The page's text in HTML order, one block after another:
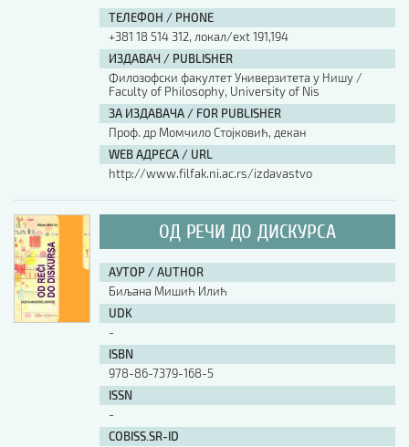
ТЕЛЕФОН / PHONE
+381 18 514 312, локал/ext 191,194
ИЗДАВАЧ / PUBLISHER
Филозофски факултет Универзитета у Нишу /
Faculty of Philosophy, University of Nis
ЗА ИЗДАВАЧА / FOR PUBLISHER
Проф. др Момчило Стојковић, декан
WEB АДРЕСА / URL
http://www.filfak.ni.ac.rs/izdavastvo
ОД РЕЧИ ДО ДИСКУРСА
АУТОР / AUTHOR
Биљана Мишић Илић
UDK
-
ISBN
978-86-7379-168-5
ISSN
-
COBISS.SR-ID